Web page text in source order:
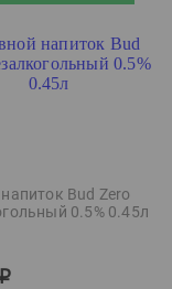
Bud Zero
0.5% 0.45л
р